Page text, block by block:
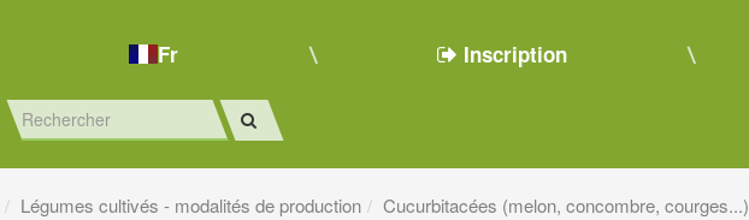
Fr Inscription
Légumes cultivés - modalités de production Cucurbitacées (melon, concombre, courges...)